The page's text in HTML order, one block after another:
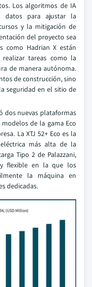
Los algoritmos de IA
datos para ajustar la
y la mitigación de
del proyecto sea
como Hadrian X están
tareas como la
de manera autónoma.
de construcción, sino
seguridad en el sitio de
dos nuevas plataformas
de la gama Eco
La XTJ 52+ Eco es la
más alta de la
Tipo 2 de Palazzani,
flexible en la que los
la máquina en
dedicadas.